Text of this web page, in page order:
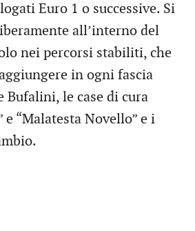
Euro 1 o successive. Si
all’interno del
nei percorsi stabiliti, che
in ogni fascia
Bufalini, le case di cura
e “Malatesta Novello” e i